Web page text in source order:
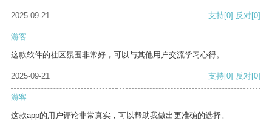
2025-09-21 支持[0] 反对[0]
游客
这款软件的社区氛围非常好，可以与其他用户交流学习心得。
2025-09-21 支持[0] 反对[0]
游客
这款app的用户评论非常真实，可以帮助我做出更准确的选择。